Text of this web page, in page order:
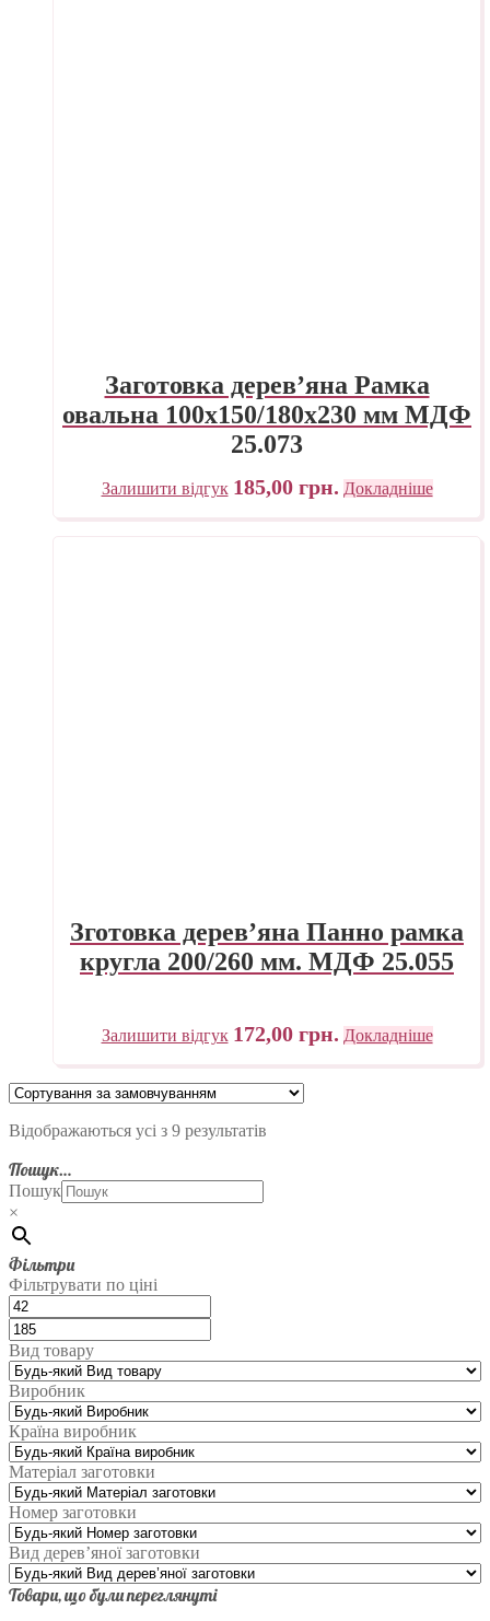
Заготовка дерев’яна Рамка
овальна 100х150/180х230 мм МДФ
25.073
Залишити відгук 185,00 грн. Докладніше
Зготовка дерев’яна Панно рамка
кругла 200/260 мм. МДФ 25.055
Залишити відгук 172,00 грн. Докладніше
Відображаються усі з 9 результатів
Пошук…
Пошук
×
Фільтри
Фільтрувати по ціні
Вид товару
Виробник
Країна виробник
Матеріал заготовки
Номер заготовки
Вид дерев’яної заготовки
Товари, що були переглянуті